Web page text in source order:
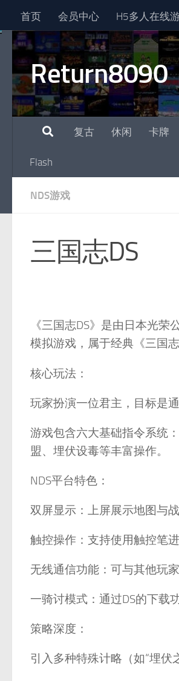
跳至内容
首页 会员中心 H5多人在线
Return8090
复古 休闲 卡牌
Flash
NDS游戏
三国志DS
《三国志DS》是由日本光
模拟游戏，属于经典《三国
核心玩法：
玩家扮演一位君主，目标是
游戏包含六大基础指令系统
盟、埋伏设毒等丰富操作。
NDS平台特色：
双屏显示：上屏展示地图与
触控操作：支持使用触控笔
无线通信功能：可与其他玩
一骑讨模式：通过DS的下载
策略深度：
引入多种特殊计略（如“埋伏